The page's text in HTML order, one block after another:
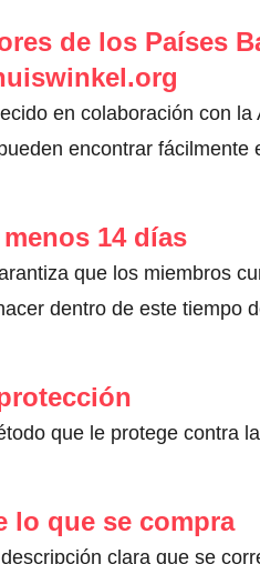
de los Países
en colaboración con la
encontrar fácilmente
14 días
que los miembros
dentro de este tiempo
que le protege contra
lo que se compra
clara que se